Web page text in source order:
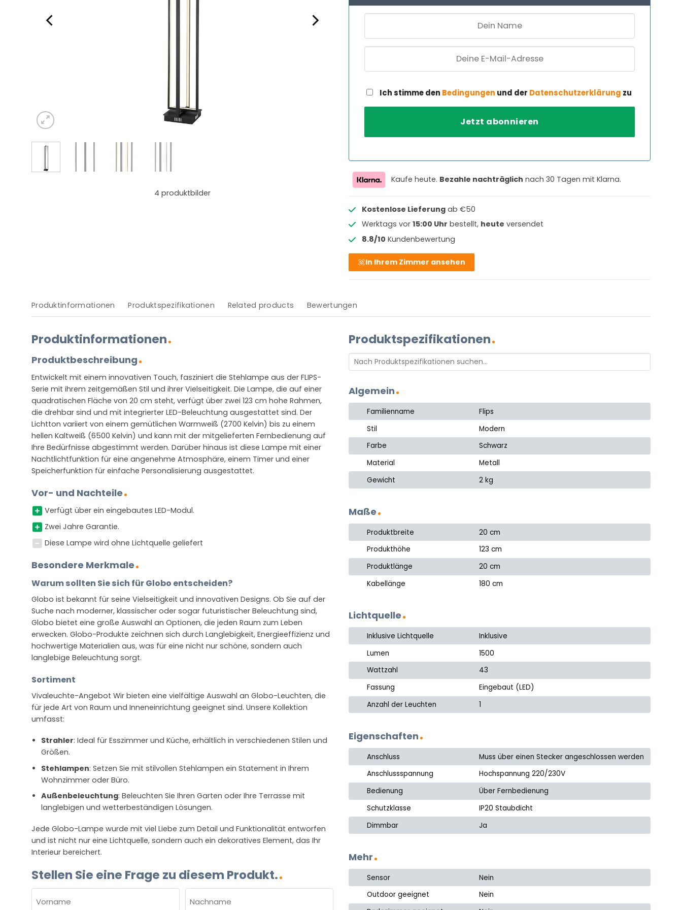
4 produktbilder
Ich stimme den Bedingungen und der Datenschutzerklärung zu
Kaufe heute. Bezahle nachträglich nach 30 Tagen mit Klarna.
Kostenlose Lieferungab €50
Werktags vor 15:00 Uhr bestellt, heute versendet
8.8/10 Kundenbewertung
In Ihrem Zimmer ansehen
Produktinformationen Produktspezifikationen Related products Bewertungen
Produktinformationen
Produktbeschreibung
Entwickelt mit einem innovativen Touch, fasziniert die Stehlampe aus der FLIPS-
Serie mit ihrem zeitgemäßen Stil und ihrer Vielseitigkeit. Die Lampe, die auf einer
quadratischen Fläche von 20 cm steht, verfügt über zwei 123 cm hohe Rahmen,
die drehbar sind und mit integrierter LED-Beleuchtung ausgestattet sind. Der
Lichtton variiert von einem gemütlichen Warmweiß (2700 Kelvin) bis zu einem
hellen Kaltweiß (6500 Kelvin) und kann mit der mitgelieferten Fernbedienung auf
Ihre Bedürfnisse abgestimmt werden. Darüber hinaus ist diese Lampe mit einer
Nachtlichtfunktion für eine angenehme Atmosphäre, einem Timer und einer
Speicherfunktion für einfache Personalisierung ausgestattet.
Vor- und Nachteile
Verfügt über ein eingebautes LED-Modul.
Zwei Jahre Garantie.
Diese Lampe wird ohne Lichtquelle geliefert
Besondere Merkmale
Warum sollten Sie sich für Globo entscheiden?
Globo ist bekannt für seine Vielseitigkeit und innovativen Designs. Ob Sie auf der
Suche nach moderner, klassischer oder sogar futuristischer Beleuchtung sind,
Globo bietet eine große Auswahl an Optionen, die jeden Raum zum Leben
erwecken. Globo-Produkte zeichnen sich durch Langlebigkeit, Energieeffizienz und
hochwertige Materialien aus, was für eine nicht nur schöne, sondern auch
langlebige Beleuchtung sorgt.
Sortiment
Vivaleuchte-Angebot Wir bieten eine vielfältige Auswahl an Globo-Leuchten, die
für jede Art von Raum und Inneneinrichtung geeignet sind. Unsere Kollektion
umfasst:
Strahler: Ideal für Esszimmer und Küche, erhältlich in verschiedenen Stilen und
Größen.
Stehlampen: Setzen Sie mit stilvollen Stehlampen ein Statement in Ihrem
Wohnzimmer oder Büro.
Außenbeleuchtung: Beleuchten Sie Ihren Garten oder Ihre Terrasse mit
langlebigen und wetterbeständigen Lösungen.
Jede Globo-Lampe wurde mit viel Liebe zum Detail und Funktionalität entworfen
und ist nicht nur eine Lichtquelle, sondern auch ein dekoratives Element, das Ihr
Interieur bereichert.
Stellen Sie eine Frage zu diesem Produkt.
(ERFORDERLICH)
Produktspezifikationen
Algemein
Familienname
Flips
Stil
Modern
Farbe
Schwarz
Material
Metall
Gewicht
2 kg
Maße
Produktbreite
20 cm
Produkthöhe
123 cm
Produktlänge
20 cm
Kabellänge
180 cm
Lichtquelle
Inklusive Lichtquelle
Inklusive
Lumen
1500
Wattzahl
43
Fassung
Eingebaut (LED)
Anzahl der Leuchten
1
Eigenschaften
Anschluss
Muss über einen Stecker angeschlossen werden
Anschlussspannung
Hochspannung 220/230V
Bedienung
Über Fernbedienung
Schutzklasse
IP20 Staubdicht
Dimmbar
Ja
Mehr
Sensor
Nein
Outdoor geeignet
Nein